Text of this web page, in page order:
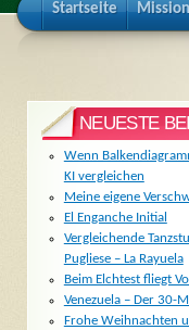
Startseite
NEUESTE
Wenn
KI vergleichen
Meine eigene
El Enganche Initial
Vergleichende
Pugliese – La Rayuela
Beim Elchtest fliegt
Venezuela – Der 30-
Frohe Weihnachten